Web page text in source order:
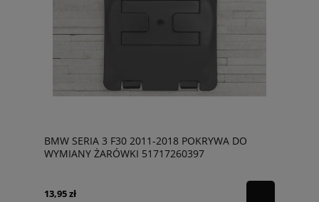
BMW SERIA 3 F30 2011-2018 POKRYWA DO
WYMIANY ŻARÓWKI 51717260397
13,95 zł